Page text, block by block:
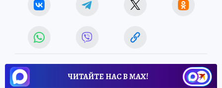
ЧИТАЙТЕ НАС В МАХ!